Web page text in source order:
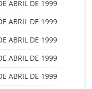
ABRIL DE 1999
ABRIL DE 1999
ABRIL DE 1999
ABRIL DE 1999
ABRIL DE 1999